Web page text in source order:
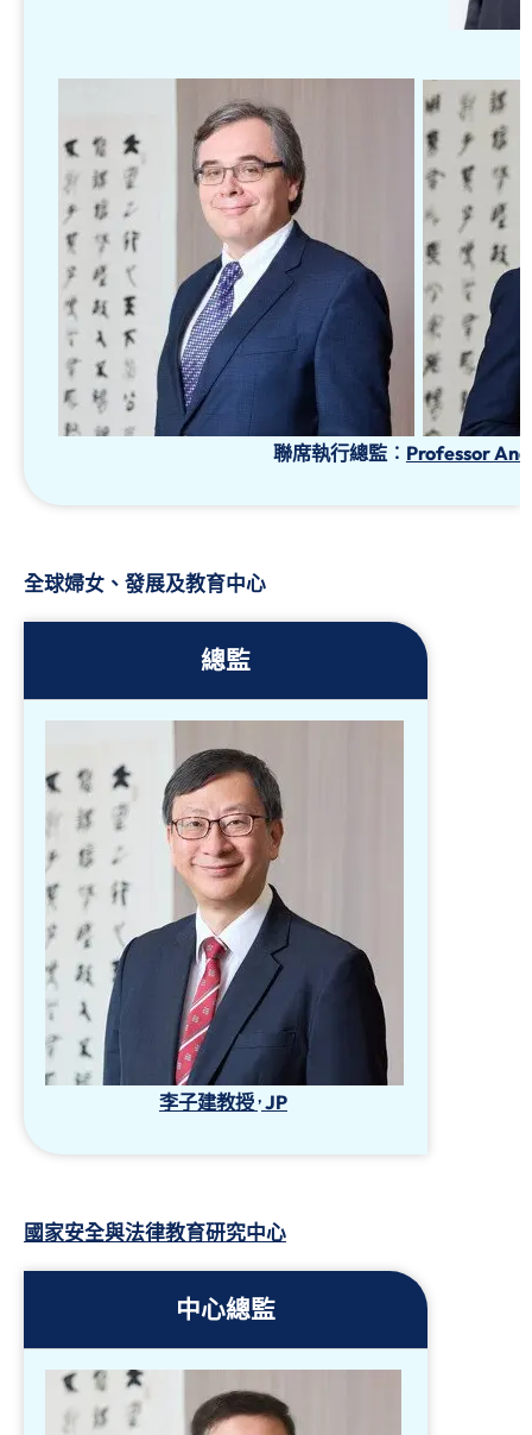
聯席執行總監︰ Professor
全球婦女、發展及教育中心
總監
李子建教授 ,JP
國家安全與法律教育研究中心
中心總監